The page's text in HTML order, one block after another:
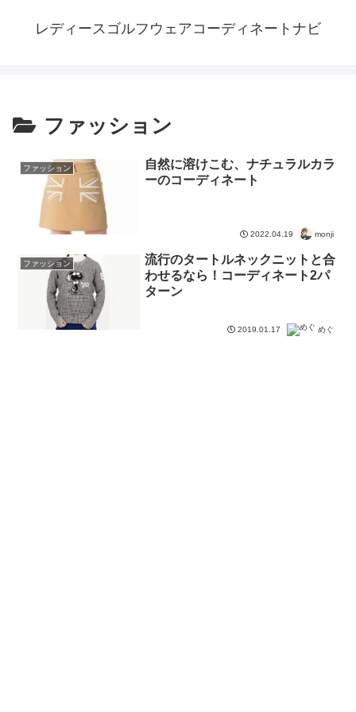
レディースゴルフウェアコーディネートナビ
ファッション
ファッション
自然に溶けこむ、ナチュラルカラ
ーのコーディネート
2022.04.19 monji
ファッション
流行のタートルネックニットと合
わせるなら！コーディネート2パ
ターン
2019.01.17 めぐ